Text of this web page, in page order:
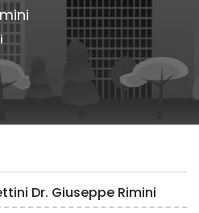
Dr. Giuseppe Rimini